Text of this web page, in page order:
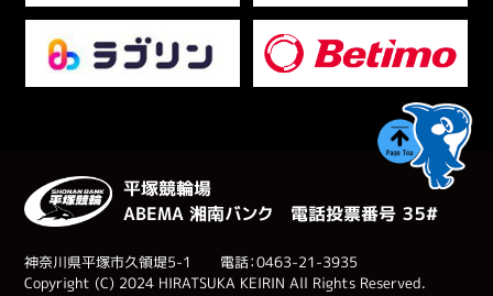
平塚競輪場
ABEMA 湘南バンク 電話投票番号 ３５#
神奈川県平塚市久領堤5-1 電話：0463-21-3935
Copyright (C) 2024 HIRATSUKA KEIRIN All Rights Reserved.